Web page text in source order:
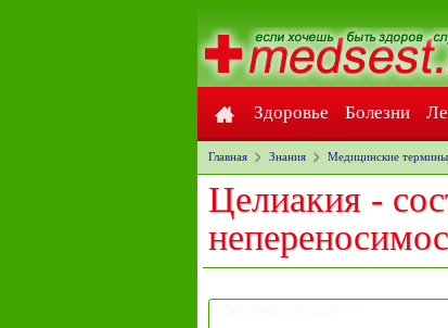
Здоровье Болезни
Главная Знания Медицинские термины
Целиакия -